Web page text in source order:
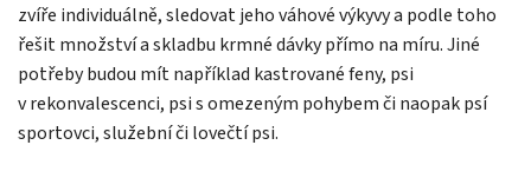
zvíře individuálně, sledovat jeho váhové výkyvy a podle toho
řešit množství a skladbu krmné dávky přímo na míru. Jiné
potřeby budou mít například kastrované feny, psi
v rekonvalescenci, psi s omezeným pohybem či naopak psí
sportovci, služební či lovečtí psi.